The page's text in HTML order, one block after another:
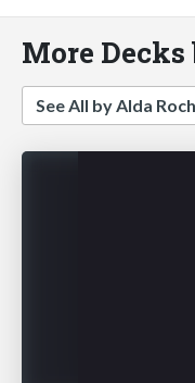
More
See All by Alda